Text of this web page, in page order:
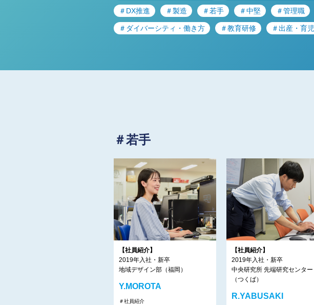
＃DX推進 ＃製造 ＃若手 ＃中堅 ＃管理職
＃ダイバーシティ・働き方 ＃教育研修 ＃出産・育児
＃若手
【社員紹介】
2019年入社・新卒
地域デザイン部（福岡）
Y.MOROTA
＃社員紹介
【社員紹介】
2019年入社・新卒
中央研究所 先端研究センター
（つくば）
R.YABUSAKI